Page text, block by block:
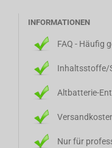
INFORMATIONEN
FAQ - Häufig
Inhaltsstoffe/
Altbatterie-
Nur für